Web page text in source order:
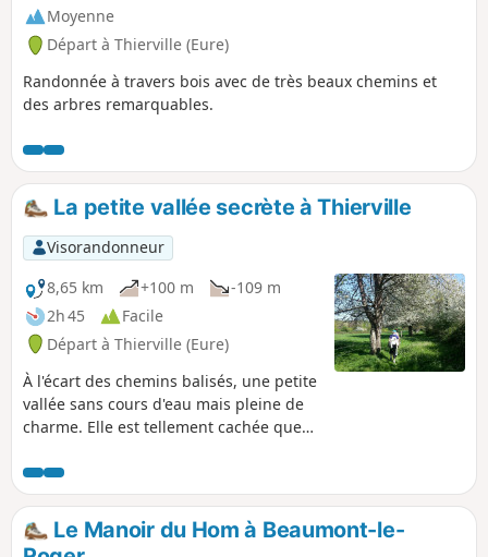
Moyenne
Départ à Thierville (Eure)
Randonnée à travers bois avec de très beaux chemins et
des arbres remarquables.
La petite vallée secrète à Thierville
Visorandonneur
8,65 km
+100 m
-109 m
2h 45
Facile
Départ à Thierville (Eure)
À l'écart des chemins balisés, une petite
vallée sans cours d'eau mais pleine de
charme. Elle est tellement cachée que
Normandie, y aurait été observé
pendant sa migration. Partant du joli
village de Thierville, lui-même à l'écart
de la vallée de la Risle, ce circuit
Le Manoir du Hom à Beaumont-le-